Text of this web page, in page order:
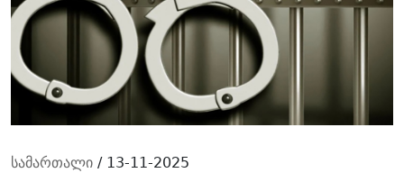
სამართალი / 13-11-2025